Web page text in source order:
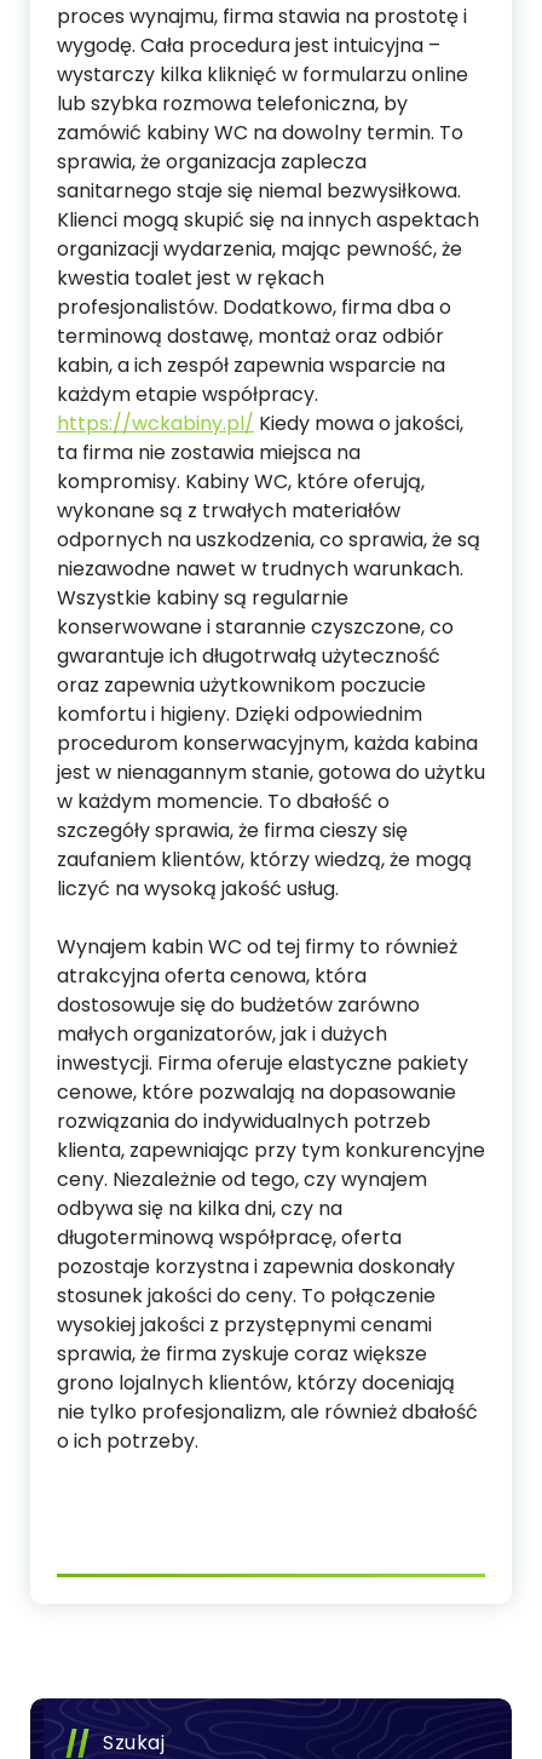
proces wynajmu, firma stawia na prostotę i
wygodę. Cała procedura jest intuicyjna –
wystarczy kilka kliknięć w formularzu online
lub szybka rozmowa telefoniczna, by
zamówić kabiny WC na dowolny termin. To
sprawia, że organizacja zaplecza
sanitarnego staje się niemal bezwysiłkowa.
Klienci mogą skupić się na innych aspektach
organizacji wydarzenia, mając pewność, że
kwestia toalet jest w rękach
profesjonalistów. Dodatkowo, firma dba o
terminową dostawę, montaż oraz odbiór
kabin, a ich zespół zapewnia wsparcie na
każdym etapie współpracy.
https://wckabiny.pl/ Kiedy mowa o jakości,
ta firma nie zostawia miejsca na
kompromisy. Kabiny WC, które oferują,
wykonane są z trwałych materiałów
odpornych na uszkodzenia, co sprawia, że są
niezawodne nawet w trudnych warunkach.
Wszystkie kabiny są regularnie
konserwowane i starannie czyszczone, co
gwarantuje ich długotrwałą użyteczność
oraz zapewnia użytkownikom poczucie
komfortu i higieny. Dzięki odpowiednim
procedurom konserwacyjnym, każda kabina
jest w nienagannym stanie, gotowa do użytku
w każdym momencie. To dbałość o
szczegóły sprawia, że firma cieszy się
zaufaniem klientów, którzy wiedzą, że mogą
liczyć na wysoką jakość usług.
Wynajem kabin WC od tej firmy to również
atrakcyjna oferta cenowa, która
dostosowuje się do budżetów zarówno
małych organizatorów, jak i dużych
inwestycji. Firma oferuje elastyczne pakiety
cenowe, które pozwalają na dopasowanie
rozwiązania do indywidualnych potrzeb
klienta, zapewniając przy tym konkurencyjne
ceny. Niezależnie od tego, czy wynajem
odbywa się na kilka dni, czy na
długoterminową współpracę, oferta
pozostaje korzystna i zapewnia doskonały
stosunek jakości do ceny. To połączenie
wysokiej jakości z przystępnymi cenami
sprawia, że firma zyskuje coraz większe
grono lojalnych klientów, którzy doceniają
nie tylko profesjonalizm, ale również dbałość
o ich potrzeby.
Szukaj